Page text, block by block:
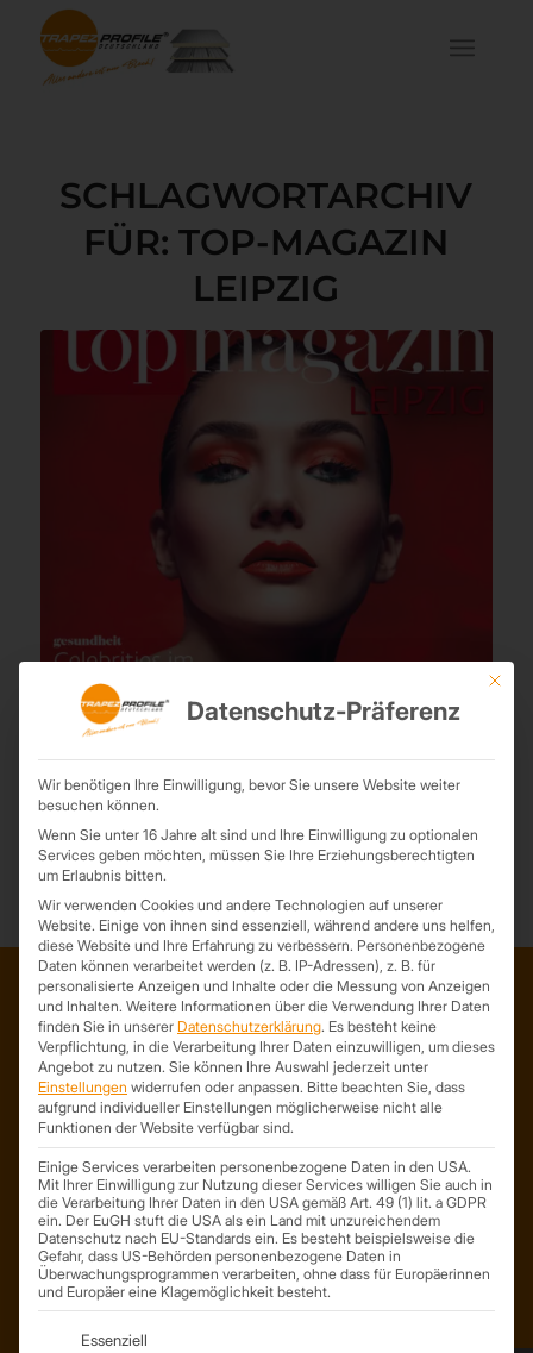
SCHLAGWORTARCHIV
FÜR:TOP-MAGAZIN
LEIPZIG
Top Magazin Leipzig Dezember 2024
5. Dezember 2024
Die neue Ausgabe des Top Magazin Leipzig ist da und wir sind mit
einem schönen Artikel über unser Unternehmen darin zu finden.
ADRESSE
Trapezprofile Deutschland
ist ein Geschäftsbereich der
On Spot Service GmbH
Söllichauer Straße 7
04356 Leipzig
Deutschland
Mail: info@trapezprofile-deutschland.de
Tel.: +49 341 520 19 139
Mit
Datenschutz-Präferenz
Wir benötigen Ihre Einwilligung, bevor Sie unsere Website weiter
besuchen können.
Wenn Sie unter 16 Jahre alt sind und Ihre Einwilligung zu optionalen
Services geben möchten, müssen Sie Ihre Erziehungsberechtigten
um Erlaubnis bitten.
Wir verwenden Cookies und andere Technologien auf unserer
Website. Einige von ihnen sind essenziell, während andere uns helfen,
diese Website und Ihre Erfahrung zu verbessern. Personenbezogene
Daten können verarbeitet werden (z. B. IP-Adressen), z. B. für
personalisierte Anzeigen und Inhalte oder die Messung von Anzeigen
und Inhalten. Weitere Informationen über die Verwendung Ihrer Daten
finden Sie in unserer Datenschutzerklärung. Es besteht keine
Verpflichtung, in die Verarbeitung Ihrer Daten einzuwilligen, um dieses
Angebot zu nutzen. Sie können Ihre Auswahl jederzeit unter
Einstellungen widerrufen oder anpassen. Bitte beachten Sie, dass
aufgrund individueller Einstellungen möglicherweise nicht alle
Funktionen der Website verfügbar sind.
Einige Services verarbeiten personenbezogene Daten in den USA.
Mit Ihrer Einwilligung zur Nutzung dieser Services willigen Sie auch in
die Verarbeitung Ihrer Daten in den USA gemäß Art. 49 (1) lit. a GDPR
ein. Der EuGH stuft die USA als ein Land mit unzureichendem
Datenschutz nach EU-Standards ein. Es besteht beispielsweise die
Gefahr, dass US-Behörden personenbezogene Daten in
Überwachungsprogrammen verarbeiten, ohne dass für Europäerinnen
und Europäer eine Klagemöglichkeit besteht.
Es folgt eine Liste der Service-Gruppen, für die eine
Essenziell